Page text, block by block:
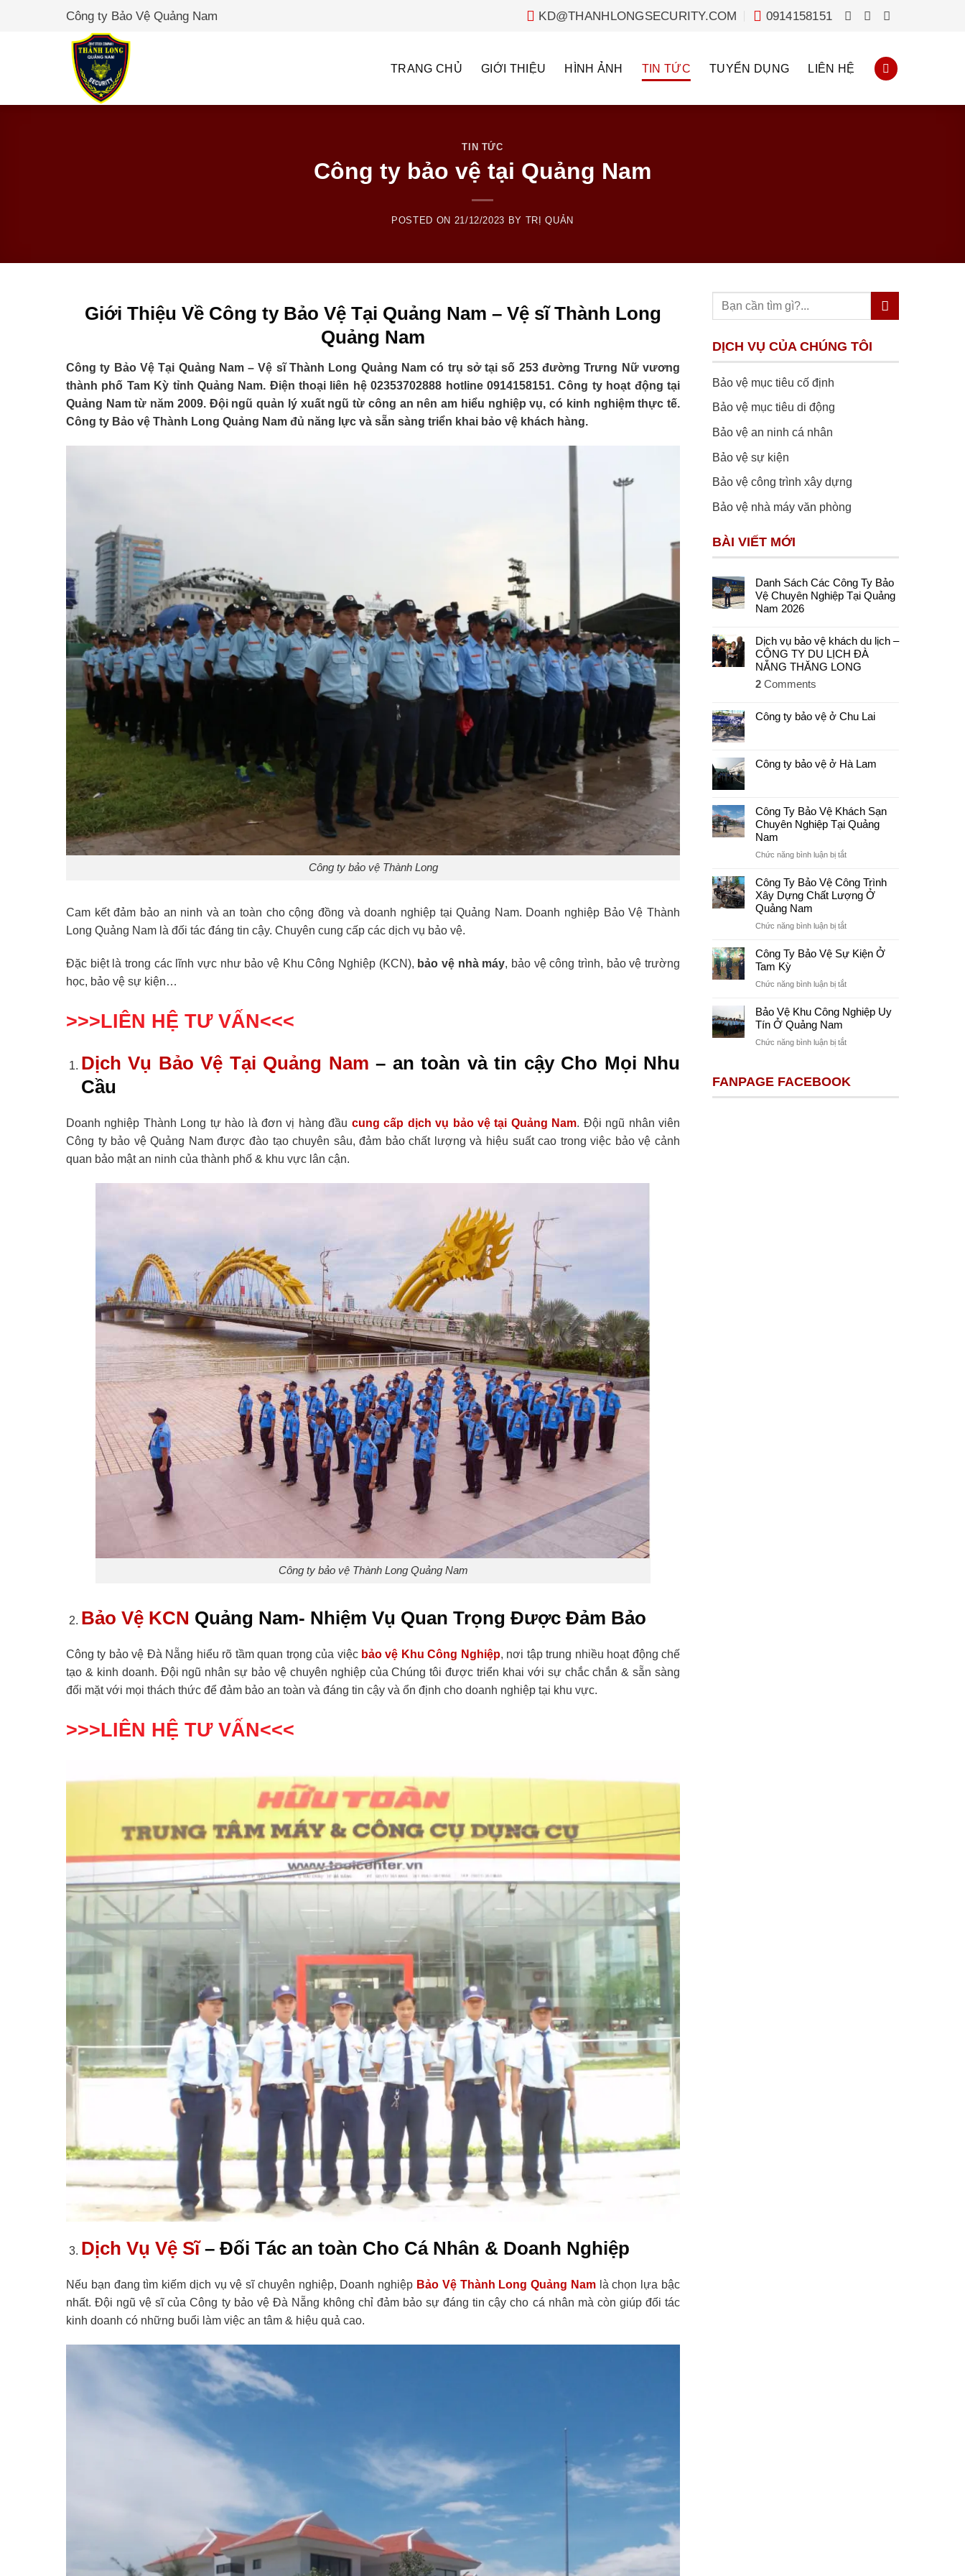
Công ty Bảo Vệ Quảng Nam KD@THANHLONGSECURITY.COM 0914158151
TRANG CHỦ GIỚI THIỆU HÌNH ẢNH TIN TỨC TUYỂN DỤNG LIÊN HỆ
TIN TỨC
Công ty bảo vệ tại Quảng Nam
POSTED ON 21/12/2023 BY TRỊ QUẢN
Giới Thiệu Về Công ty Bảo Vệ Tại Quảng Nam – Vệ sĩ Thành Long
Quảng Nam
Công ty Bảo Vệ Tại Quảng Nam – Vệ sĩ Thành Long Quảng Nam có trụ sở tại số 253 đường Trưng Nữ vương
thành phố Tam Kỳ tỉnh Quảng Nam. Điện thoại liên hệ 02353702888 hotline 0914158151. Công ty hoạt động tại
Quảng Nam từ năm 2009. Đội ngũ quản lý xuất ngũ từ công an nên am hiểu nghiệp vụ, có kinh nghiệm thực tế.
Công ty Bảo vệ Thành Long Quảng Nam đủ năng lực và sẵn sàng triển khai bảo vệ khách hàng.
Công ty bảo vệ Thành Long
Cam kết đảm bảo an ninh và an toàn cho cộng đồng và doanh nghiệp tại Quảng Nam. Doanh nghiệp Bảo Vệ Thành
Long Quảng Nam là đối tác đáng tin cậy. Chuyên cung cấp các dịch vụ bảo vệ.
Đặc biệt là trong các lĩnh vực như bảo vệ Khu Công Nghiệp (KCN), bảo vệ nhà máy, bảo vệ công trình, bảo vệ trường
học, bảo vệ sự kiện…
>>>LIÊN HỆ TƯ VẤN<<<
Dịch Vụ Bảo Vệ Tại Quảng Nam – an toàn và tin cậy Cho Mọi Nhu
Cầu
Doanh nghiệp Thành Long tự hào là đơn vị hàng đầu cung cấp dịch vụ bảo vệ tại Quảng Nam. Đội ngũ nhân viên
Công ty bảo vệ Quảng Nam được đào tạo chuyên sâu, đảm bảo chất lượng và hiệu suất cao trong việc bảo vệ cảnh
quan bảo mật an ninh của thành phố & khu vực lân cận.
Công ty bảo vệ Thành Long Quảng Nam
Bảo Vệ KCN Quảng Nam- Nhiệm Vụ Quan Trọng Được Đảm Bảo
Công ty bảo vệ Đà Nẵng hiểu rõ tầm quan trọng của việc bảo vệ Khu Công Nghiệp, nơi tập trung nhiều hoạt động chế
tạo & kinh doanh. Đội ngũ nhân sự bảo vệ chuyên nghiệp của Chúng tôi được triển khai với sự chắc chắn & sẵn sàng
đối mặt với mọi thách thức để đảm bảo an toàn và đáng tin cậy và ổn định cho doanh nghiệp tại khu vực.
>>>LIÊN HỆ TƯ VẤN<<<
Dịch Vụ Vệ Sĩ– Đối Tác an toàn Cho Cá Nhân & Doanh Nghiệp
Nếu bạn đang tìm kiếm dịch vụ vệ sĩ chuyên nghiệp, Doanh nghiệp Bảo Vệ Thành Long Quảng Namlà chọn lựa bậc
nhất. Đội ngũ vệ sĩ của Công ty bảo vệ Đà Nẵng không chỉ đảm bảo sự đáng tin cậy cho cá nhân mà còn giúp đối tác
kinh doanh có những buổi làm việc an tâm & hiệu quả cao.
DỊCH VỤ CỦA CHÚNG TÔI
Bảo vệ mục tiêu cố định
Bảo vệ mục tiêu di động
Bảo vệ an ninh cá nhân
Bảo vệ sự kiện
Bảo vệ công trình xây dựng
Bảo vệ nhà máy văn phòng
BÀI VIẾT MỚI
Danh Sách Các Công Ty Bảo
Vệ Chuyên Nghiệp Tại Quảng
Nam 2026
Dịch vụ bảo vệ khách du lịch –
CÔNG TY DU LỊCH ĐÀ
NẴNG THĂNG LONG
2 Comments
Công ty bảo vệ ở Chu Lai
Công ty bảo vệ ở Hà Lam
Công Ty Bảo Vệ Khách Sạn
Chuyên Nghiệp Tại Quảng
Nam
Chức năng bình luận bị tắtở
Ty
Bảo
Nghiệp
Quảng
Công Ty Bảo Vệ Công Trình
Xây Dựng Chất Lượng Ở
Quảng Nam
Chức năng bình luận bị tắtở
Ty
Xây
Chất
Quảng
Công Ty Bảo Vệ Sự Kiện Ở
Tam Kỳ
Chức năng bình luận bị tắtở
Ty
Tam
Kỳ
Bảo Vệ Khu Công Nghiệp Uy
Tín Ở Quảng Nam
Chức năng bình luận bị tắtở
Khu
FANPAGE FACEBOOK